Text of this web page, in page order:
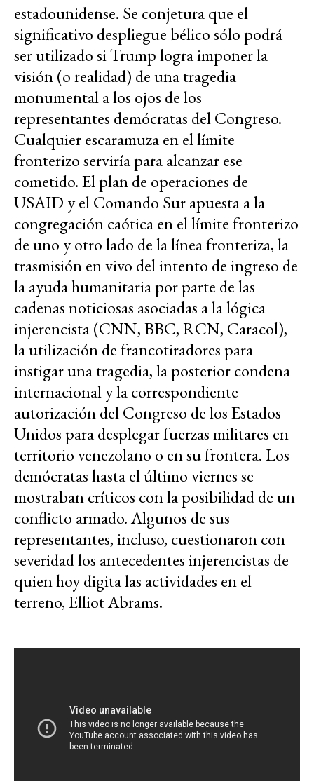
estadounidense. Se conjetura que el
significativo despliegue bélico sólo podrá
ser utilizado si Trump logra imponer la
visión (o realidad) de una tragedia
monumental a los ojos de los
representantes demócratas del Congreso.
Cualquier escaramuza en el límite
fronterizo serviría para alcanzar ese
cometido. El plan de operaciones de
USAID y el Comando Sur apuesta a la
congregación caótica en el límite fronterizo
de uno y otro lado de la línea fronteriza, la
trasmisión en vivo del intento de ingreso de
la ayuda humanitaria por parte de las
cadenas noticiosas asociadas a la lógica
injerencista (CNN, BBC, RCN, Caracol),
la utilización de francotiradores para
instigar una tragedia, la posterior condena
internacional y la correspondiente
autorización del Congreso de los Estados
Unidos para desplegar fuerzas militares en
territorio venezolano o en su frontera. Los
demócratas hasta el último viernes se
mostraban críticos con la posibilidad de un
conflicto armado. Algunos de sus
representantes, incluso, cuestionaron con
severidad los antecedentes injerencistas de
quien hoy digita las actividades en el
terreno, Elliot Abrams.